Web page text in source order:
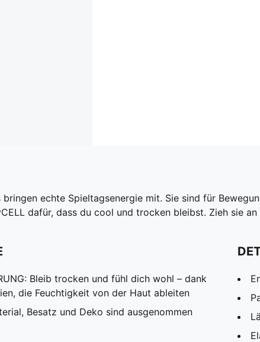
bringen echte Spieltagsenergie mit. Sie sind für
dafür, dass du cool und trocken bleibst. Zieh sie
Bleib trocken und fühl dich wohl – dank
die Feuchtigkeit von der Haut ableiten
Besatz und Deko sind ausgenommen